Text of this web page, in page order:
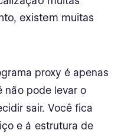
existem muitas
proxy é apenas
não pode levar o
sair. Você fica
e à estrutura de